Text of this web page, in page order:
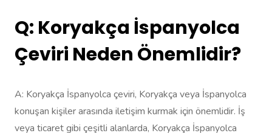
Q: Koryakça İspanyolca
Çeviri Neden Önemlidir?
A: Koryakça İspanyolca çeviri, Koryakça veya İspanyolca
konuşan kişiler arasında iletişim kurmak için önemlidir. İş
veya ticaret gibi çeşitli alanlarda, Koryakça İspanyolca